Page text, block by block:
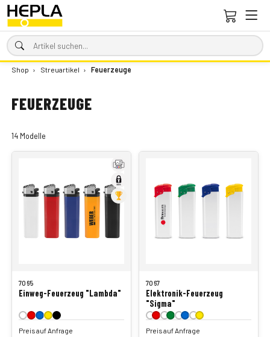
Shop › Streuartikel › Feuerzeuge
FEUERZEUGE
14 Modelle
7065
Einweg-Feuerzeug "Lambda"
Preis auf Anfrage
7067
Elektronik-Feuerzeug
"Sigma"
Preis auf Anfrage